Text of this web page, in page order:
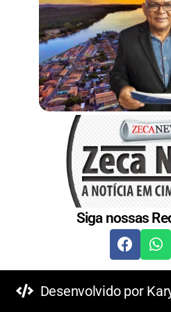
Siga nossas
Desenvolvido por